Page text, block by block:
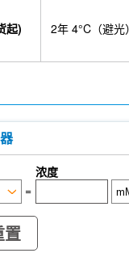
Azomycin
β-
Antibody (Rabbit
acid
DL-
L-carnosine
5-
tetrahydrate
A
23-
)-Mandelic acid
起) 2年 4°C（避光
浓度
=
置